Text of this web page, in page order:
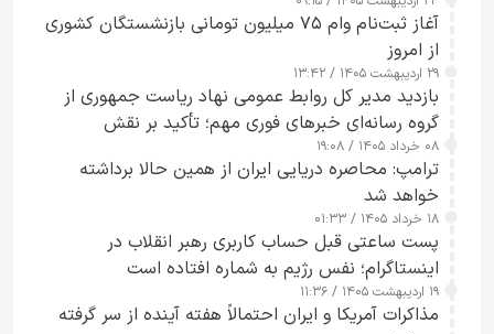
آغاز ثبت‌نام وام ۷۵ میلیون تومانی بازنشستگان کشوری
از امروز
۲۹ اردیبهشت ۱۴۰۵ / ۱۳:۴۲
بازدید مدیر کل روابط عمومی نهاد ریاست جمهوری از
گروه رسانه‌ای خبرهای فوری مهم؛ تأکید بر نقش
رسانه‌های هوشمند و مسئول در ارتقای آگاهی عمومی
۰۸ خرداد ۱۴۰۵ / ۱۹:۰۸
ترامپ: محاصره دریایی ایران از همین حالا برداشته
خواهد شد
۱۸ خرداد ۱۴۰۵ / ۰۱:۳۳
پست ساعتی قبل حساب کاربری رهبر انقلاب در
اینستاگرام؛ نفس رژیم به شماره افتاده است​
۱۹ اردیبهشت ۱۴۰۵ / ۱۱:۳۶
مذاکرات آمریکا و ایران احتمالاً هفته آینده از سر گرفته